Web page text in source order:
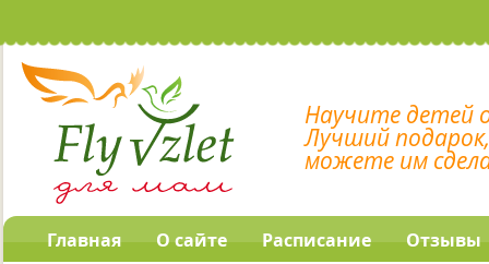
Научите детей
Лучший
можете им
Главная О сайте Расписание Отзывы